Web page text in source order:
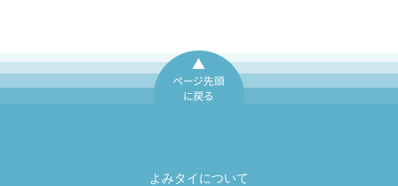
よみタイについて